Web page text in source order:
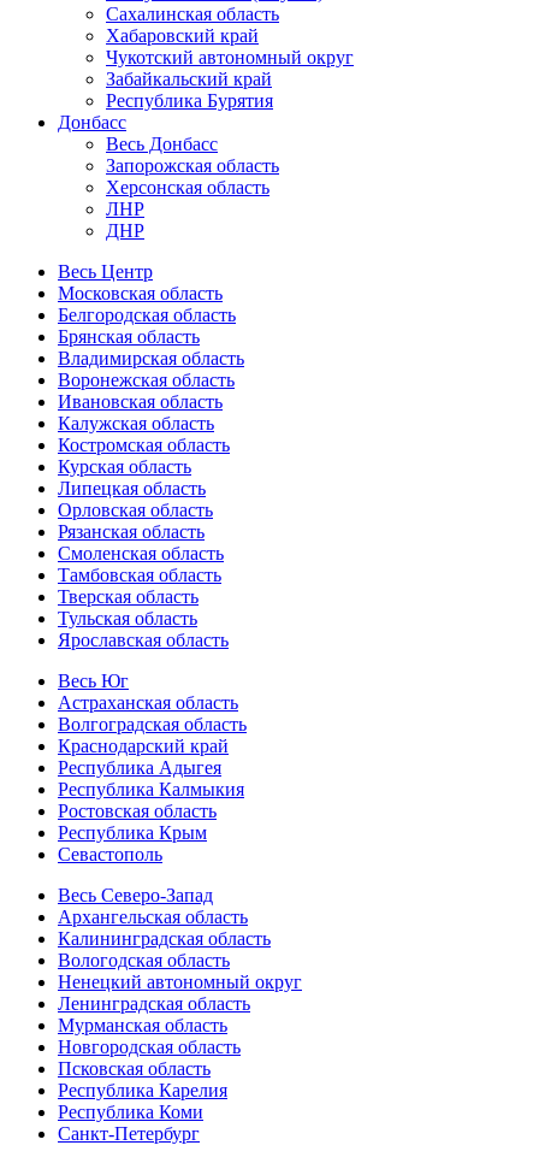
Сахалинская область
Хабаровский край
Чукотский автономный округ
Забайкальский край
Республика Бурятия
Донбасс
Весь Донбасс
Запорожская область
Херсонская область
ЛНР
ДНР
Весь Центр
Московская область
Белгородская область
Брянская область
Владимирская область
Воронежская область
Ивановская область
Калужская область
Костромская область
Курская область
Липецкая область
Орловская область
Рязанская область
Смоленская область
Тамбовская область
Тверская область
Тульская область
Ярославская область
Весь Юг
Астраханская область
Волгоградская область
Краснодарский край
Республика Адыгея
Республика Калмыкия
Ростовская область
Республика Крым
Севастополь
Весь Северо-Запад
Архангельская область
Калининградская область
Вологодская область
Ненецкий автономный округ
Ленинградская область
Мурманская область
Новгородская область
Псковская область
Республика Карелия
Республика Коми
Санкт-Петербург